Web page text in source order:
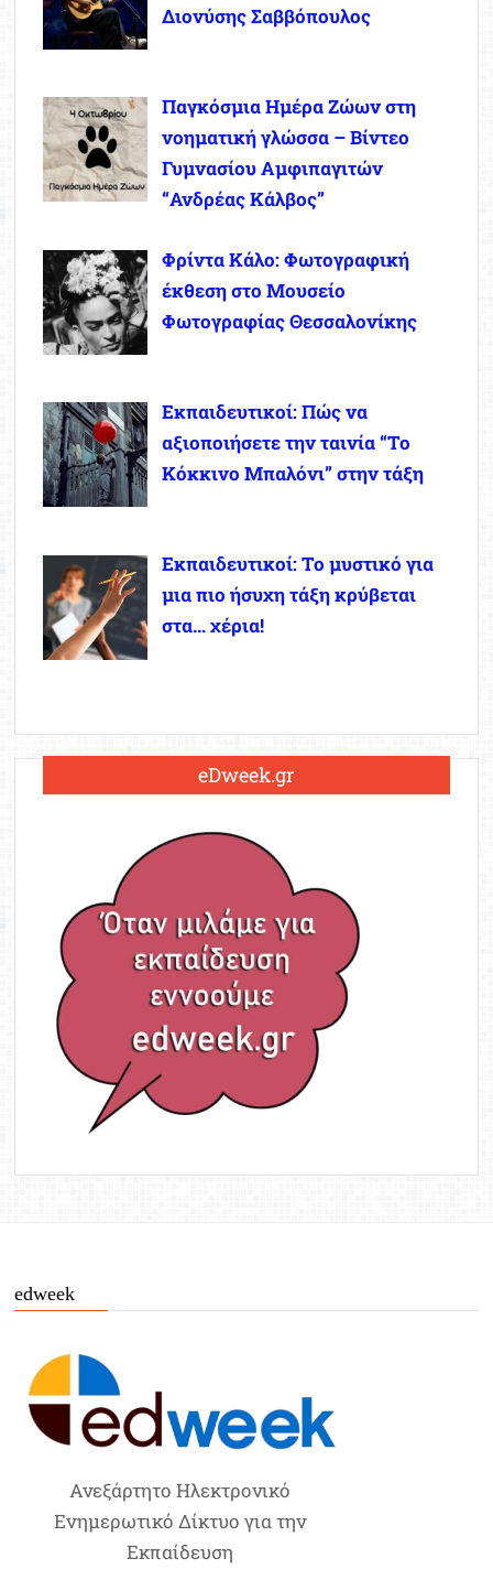
Διονύσης Σαββόπουλος
Παγκόσμια Ημέρα Ζώων στη
νοηματική γλώσσα – Βίντεο
Γυμνασίου Αμφιπαγιτών
“Ανδρέας Κάλβος”
Φρίντα Κάλο: Φωτογραφική
έκθεση στο Μουσείο
Φωτογραφίας Θεσσαλονίκης
Εκπαιδευτικοί: Πώς να
αξιοποιήσετε την ταινία “Το
Κόκκινο Μπαλόνι” στην τάξη
Εκπαιδευτικοί: Το μυστικό για
μια πιο ήσυχη τάξη κρύβεται
στα… χέρια!
eDweek.gr
edweek
Ανεξάρτητο Ηλεκτρονικό
Ενημερωτικό Δίκτυο για την
Εκπαίδευση